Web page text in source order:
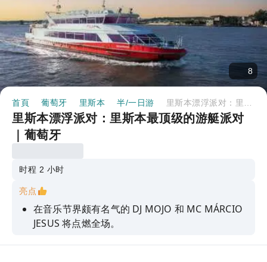
8
首頁 葡萄牙 里斯本 半/一日游
里斯本漂浮派对：里斯本最顶级的游艇派对
｜葡萄牙
时程 2 小时
亮点
在音乐节界颇有名气的 DJ MOJO 和 MC MÁRCIO
JESUS 将点燃全场。
免费赠送一杯烈酒和一杯招牌鸡尾酒。